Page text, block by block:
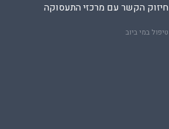
חיזוק הקשר עם מרכזי התעסוקה
טיפול במי ביוב